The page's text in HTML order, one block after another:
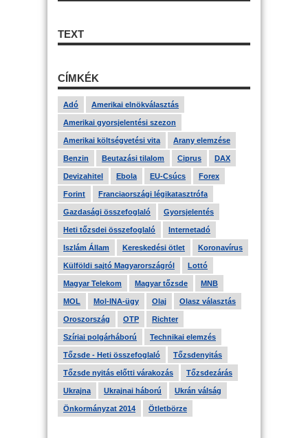
TEXT
CÍMKÉK
Adó Amerikai elnökválasztás
Amerikai gyorsjelentési szezon
Amerikai költségvetési vita Arany elemzése
Benzin Beutazási tilalom Ciprus DAX
Devizahitel Ebola EU-Csúcs Forex
Forint Franciaországi légikatasztrófa
Gazdasági összefoglaló Gyorsjelentés
Heti tőzsdei összefoglaló Internetadó
Iszlám Állam Kereskedési ötlet Koronavírus
Külföldi sajtó Magyarországról Lottó
Magyar Telekom Magyar tőzsde MNB
MOL Mol-INA-ügy Olaj Olasz választás
Oroszország OTP Richter
Szíriai polgárháború Technikai elemzés
Tőzsde - Heti összefoglaló Tőzsdenyitás
Tőzsde nyitás előtti várakozás Tőzsdezárás
Ukrajna Ukrajnai háború Ukrán válság
Önkormányzat 2014 Ötletbörze